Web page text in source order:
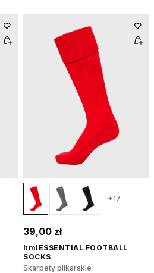
+17
39,00 zł
hmlESSENTIAL FOOTBALL
SOCKS
Skarpety piłkarskie